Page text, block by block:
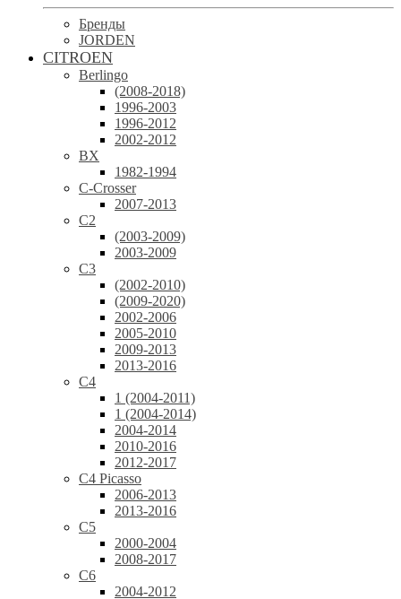
Бренды
JORDEN
CITROEN
Berlingo
(2008-2018)
1996-2003
1996-2012
2002-2012
BX
1982-1994
C-Crosser
2007-2013
C2
(2003-2009)
2003-2009
C3
(2002-2010)
(2009-2020)
2002-2006
2005-2010
2009-2013
2013-2016
C4
1 (2004-2011)
1 (2004-2014)
2004-2014
2010-2016
2012-2017
C4 Picasso
2006-2013
2013-2016
C5
2000-2004
2008-2017
C6
2004-2012